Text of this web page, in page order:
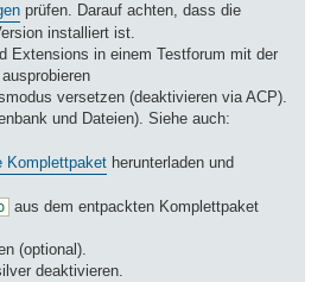
prüfen. Darauf achten, dass die
installiert ist.
Extensions in einem Testforum mit der
versetzen (deaktivieren via ACP).
und Dateien). Siehe auch:
Komplettpaket herunterladen und
aus dem entpackten Komplettpaket
(optional).
deaktivieren.